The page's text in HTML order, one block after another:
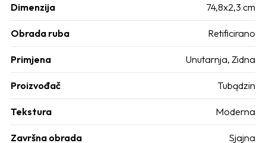
Dimenzija 74,8x2,3 cm
Obrada ruba Retificirano
Primjena Unutarnja, Zidna
Proizvođač Tubądzin
Tekstura Moderna
Završna obrada Sjajna